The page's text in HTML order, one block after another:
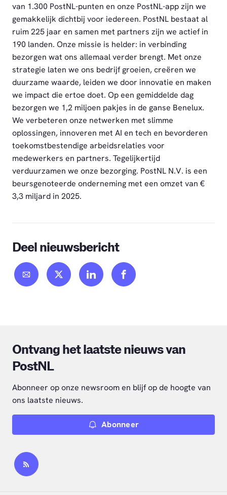
van 1.300 PostNL-punten en onze PostNL-app zijn we
gemakkelijk dichtbij voor iedereen. PostNL bestaat al
ruim 225 jaar en samen met partners zijn we actief in
190 landen. Onze missie is helder: in verbinding
bezorgen wat ons allemaal verder brengt. Met onze
strategie laten we ons bedrijf groeien, creëren we
duurzame waarde, leiden we door innovatie en maken
we impact die ertoe doet. Op een gemiddelde dag
bezorgen we 1,2 miljoen pakjes in de ganse Benelux.
We verbeteren onze netwerken met slimme
oplossingen, innoveren met AI en tech en bevorderen
toekomstbestendige arbeidsrelaties voor
medewerkers en partners. Tegelijkertijd
verduurzamen we onze bezorging. PostNL N.V. is een
beursgenoteerde onderneming met een omzet van €
3,3 miljard in 2025.
Deel nieuwsbericht
Ontvang het laatste nieuws van
PostNL
Abonneer op onze newsroom en blijf op de hoogte van
ons laatste nieuws.
Abonneer